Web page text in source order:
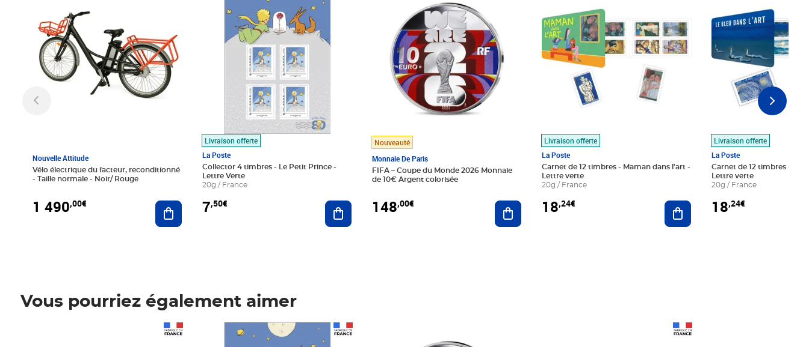
Nouvelle Attitude
Vélo électrique du facteur, reconditionné
- Taille normale - Noir/ Rouge
1 490,00€ Ajouter au panier
Livraison offerte
La Poste
Collector 4 timbres - Le Petit Prince -
Lettre Verte
20g / France
7,50€ Ajouter au panier
Nouveauté
Monnaie De Paris
FIFA – Coupe du Monde 2026 Monnaie
de 10€ Argent colorisée
148,00€ Ajouter au panier
Livraison offerte
La Poste
Carnet de 12 timbres - Maman dans l'art -
Lettre verte
20g / France
18,24€ Ajouter au panier
Livraison offerte
La Poste
Carnet de 12 timbres - Le
Lettre verte
20g / France
18,24€
Vous pourriez également aimer
Prix 7,50€